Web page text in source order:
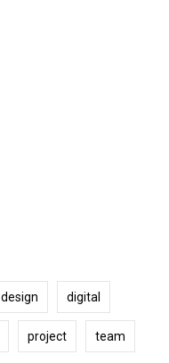
design digital
project team